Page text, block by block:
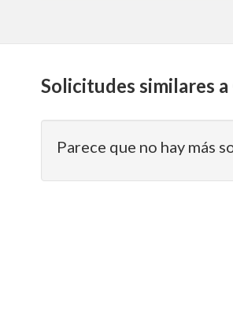
Solicitudes similares
Parece que no hay más